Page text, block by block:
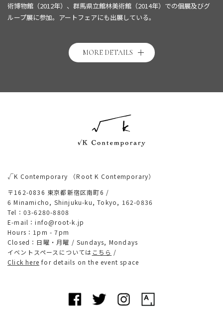
術博物館（2012年）、群馬県立館林美術館（2014年）での個展及びグ
ループ展に参加。アートフェアにも出展している。
MORE DETAILS
√K Contemporary
（Root K Contemporary）
〒162-0836 東京都新宿区南町6 /
6 Minamicho, Shinjuku-ku, Tokyo, 162-0836
Tel：03-6280-8808
E-mail：info@root-k.jp
Hours：1pm - 7pm
Closed：日曜・月曜 / Sundays, Mondays
イベントスペースについては こちら /
Click here for details on the event space